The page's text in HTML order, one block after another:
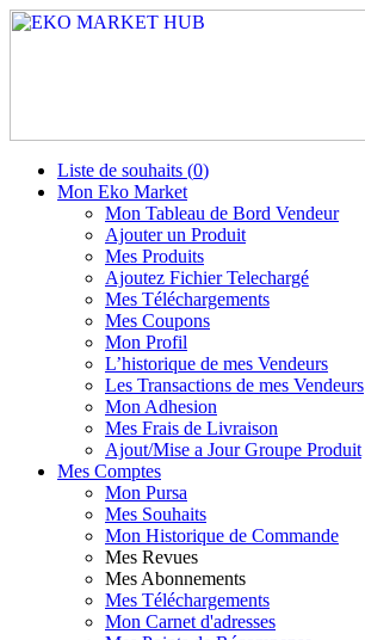
Liste de souhaits (0)
Mon Eko Market
Mon Tableau de Bord Vendeur
Ajouter un Produit
Mes Produits
Ajoutez Fichier Telechargé
Mes Téléchargements
Mes Coupons
Mon Profil
L’historique de mes Vendeurs
Les Transactions de mes Vendeurs
Mon Adhesion
Mes Frais de Livraison
Ajout/Mise a Jour Groupe Produit
Mes Comptes
Mon Pursa
Mes Souhaits
Mon Historique de Commande
Mes Revues
Mes Abonnements
Mes Téléchargements
Mon Carnet d'adresses